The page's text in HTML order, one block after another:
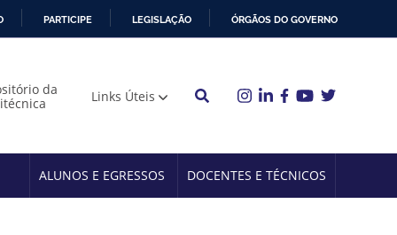
PARTICIPE LEGISLAÇÃO ÓRGÃOS DO GOVERNO
da
Links Úteis
ALUNOS E EGRESSOS DOCENTES E TÉCNICOS